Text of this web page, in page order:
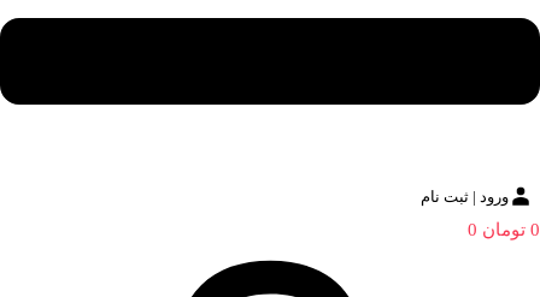
ورود | ثبت نام
0 تومان 0